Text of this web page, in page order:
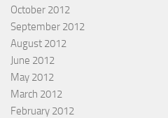
October 2012
September 2012
August 2012
June 2012
May 2012
March 2012
February 2012